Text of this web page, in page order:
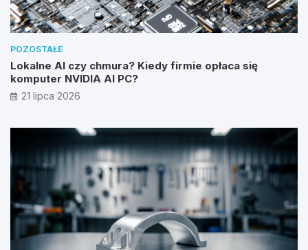
POZOSTAŁE
Lokalne AI czy chmura? Kiedy firmie opłaca się
komputer NVIDIA AI PC?
21 lipca 2026